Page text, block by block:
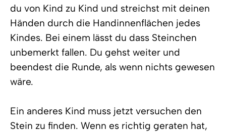
du von Kind zu Kind und streichst mit deinen
Händen durch die Handinnenflächen jedes
Kindes. Bei einem lässt du dass Steinchen
unbemerkt fallen. Du gehst weiter und
beendest die Runde, als wenn nichts gewesen
wäre.
Ein anderes Kind muss jetzt versuchen den
Stein zu finden. Wenn es richtig geraten hat,